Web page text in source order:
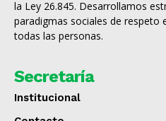
la Ley 26.845. Desarrollamos
paradigmas sociales de respeto
todas las personas.
Secretaría
Institucional